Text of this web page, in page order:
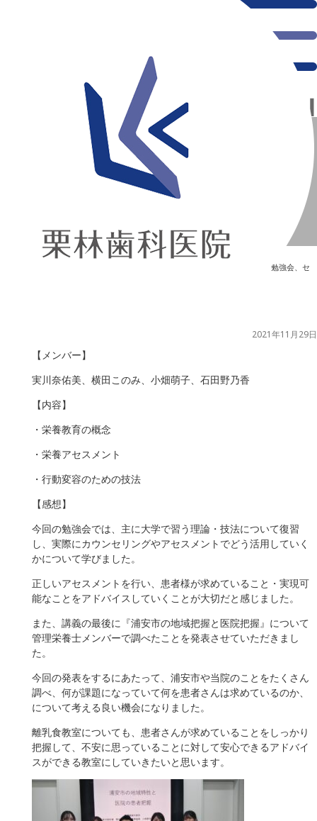
管理栄養士勉強会【11月23日】
勉強会、セ
2021年11月29日
【メンバー】
実川奈佑美、横田このみ、小畑萌子、石田野乃香
【内容】
・栄養教育の概念
・栄養アセスメント
・行動変容のための技法
【感想】
今回の勉強会では、主に大学で習う理論・技法について復習
し、実際にカウンセリングやアセスメントでどう活用していく
かについて学びました。
正しいアセスメントを行い、患者様が求めていること・実現可
能なことをアドバイスしていくことが大切だと感じました。
また、講義の最後に『浦安市の地域把握と医院把握』について
管理栄養士メンバーで調べたことを発表させていただきまし
た。
今回の発表をするにあたって、浦安市や当院のことをたくさん
調べ、何が課題になっていて何を患者さんは求めているのか、
について考える良い機会になりました。
離乳食教室についても、患者さんが求めていることをしっかり
把握して、不安に思っていることに対して安心できるアドバイ
スができる教室にしていきたいと思います。